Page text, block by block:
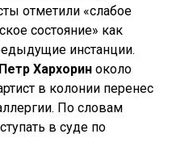
отметили «слабое
состояние» как
инстанции.
Петр Хархорин около
в колонии перенес
По словам
в суде по